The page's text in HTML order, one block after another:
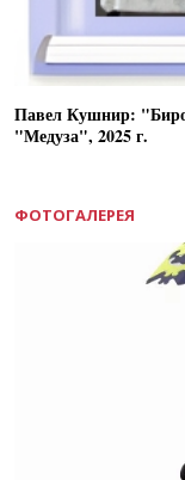
Павел Кушнир:
"Медуза", 2025 г.
ФОТОГАЛЕРЕЯ